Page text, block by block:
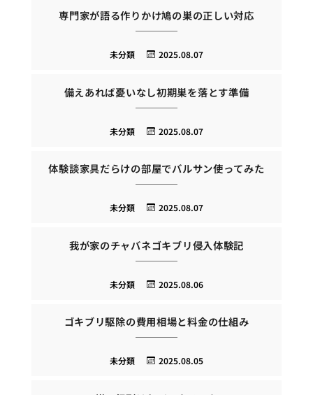
専門家が語る作りかけ鳩の巣の正しい対応
2025.08.07
未分類
備えあれば憂いなし初期巣を落とす準備
2025.08.07
未分類
体験談家具だらけの部屋でバルサン使ってみた
2025.08.07
未分類
我が家のチャバネゴキブリ侵入体験記
2025.08.06
未分類
ゴキブリ駆除の費用相場と料金の仕組み
2025.08.05
未分類